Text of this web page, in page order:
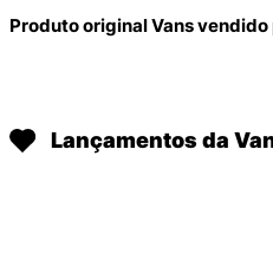
Produto original Vans vendido
Lançamentos da